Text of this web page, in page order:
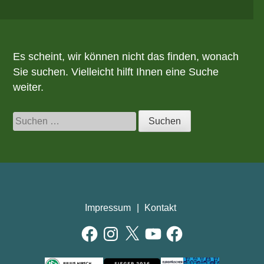
Es scheint, wir können nicht das finden, wonach
Sie suchen. Vielleicht hilft Ihnen eine Suche
weiter.
Suchen
nach:
Impressum Kontakt
FacebookInstagram
X YouTubeFacebook